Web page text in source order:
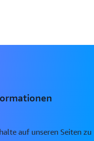
auf unseren Seiten zu